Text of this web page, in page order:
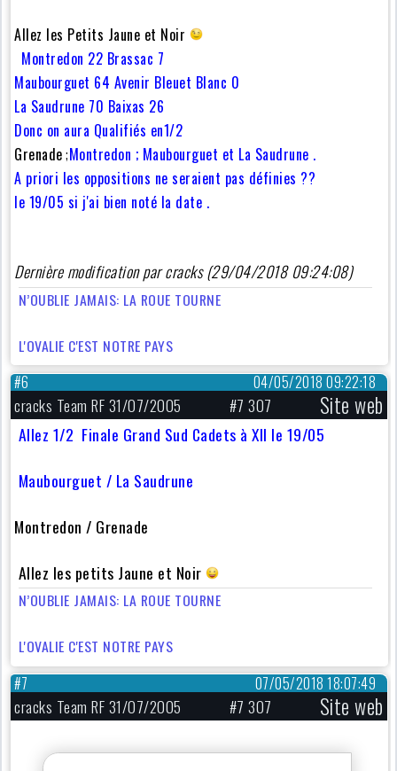
Allez les Petits Jaune et Noir
Montredon 22 Brassac 7
Maubourguet 64 Avenir Bleuet Blanc 0
La Saudrune 70 Baixas 26
Donc on aura Qualifiés en1/2
Grenade;Montredon ; Maubourguet et La Saudrune .
A priori les oppositions ne seraient pas définies ??
le 19/05 si j'ai bien noté la date .
Dernière modification par cracks (29/04/2018 09:24:08)
N’OUBLIE JAMAIS: LA ROUE TOURNE
L'OVALIE C'EST NOTRE PAYS
04/05/2018 09:22:18
#6
cracks Team RF 31/07/2005 #7 307 Site web
Allez 1/2 Finale Grand Sud Cadets à XII le 19/05
Maubourguet / La Saudrune
Montredon / Grenade
Allez les petits Jaune et Noir
N’OUBLIE JAMAIS: LA ROUE TOURNE
L'OVALIE C'EST NOTRE PAYS
07/05/2018 18:07:49
#7
cracks Team RF 31/07/2005 #7 307 Site web